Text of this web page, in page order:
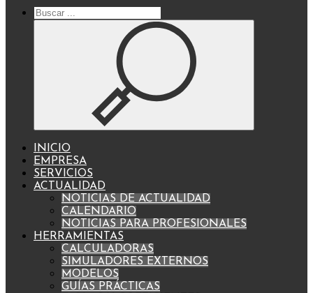
INICIO
EMPRESA
SERVICIOS
ACTUALIDAD
NOTICIAS DE ACTUALIDAD
CALENDARIO
NOTICIAS PARA PROFESIONALES
HERRAMIENTAS
CALCULADORAS
SIMULADORES EXTERNOS
MODELOS
GUÍAS PRÁCTICAS